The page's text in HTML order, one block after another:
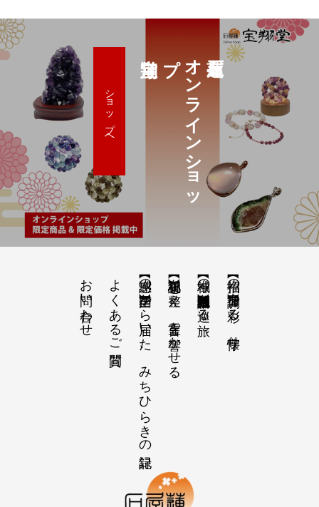
オ
ン
ラ
イ
ン
シ
ョ
ッ
プ
ショップへ
【招福の調律】日々を彩る、懐守り
【神域の系譜】神社仏閣・自然を巡る旅
【祝詞集】心を整え、言霊を響かせる
【感謝の声】全国から届いた、みちひらきの記録
よくあるご質問
お問い合わせ